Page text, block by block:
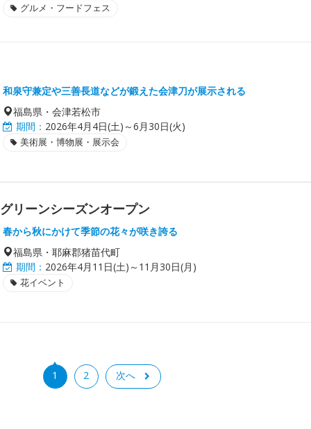
グルメ・フードフェス
和泉守兼定や三善長道などが鍛えた会津刀が展示される
福島県・会津若松市
期間： 2026年4月4日(土)～6月30日(火)
美術展・博物展・展示会
リーンシーズンオープン
春から秋にかけて季節の花々が咲き誇る
福島県・耶麻郡猪苗代町
期間： 2026年4月11日(土)～11月30日(月)
花イベント
1 2 次へ